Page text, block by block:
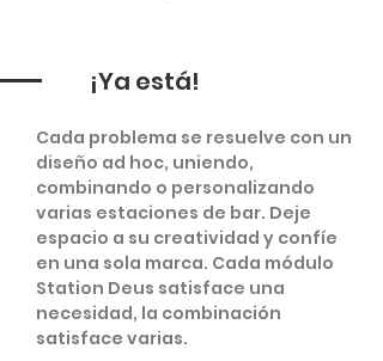
¡Ya está!
Cada problema se resuelve con un
diseño ad hoc, uniendo,
combinando o personalizando
varias estaciones de bar. Deje
espacio a su creatividad y confíe
en una sola marca. Cada módulo
Station Deus satisface una
necesidad, la combinación
satisface varias.